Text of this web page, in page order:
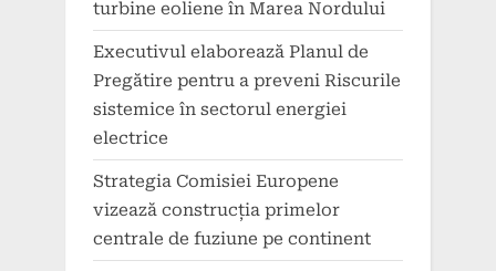
turbine eoliene în Marea Nordului
Executivul elaborează Planul de
Pregătire pentru a preveni Riscurile
sistemice în sectorul energiei
electrice
Strategia Comisiei Europene
vizează construcția primelor
centrale de fuziune pe continent